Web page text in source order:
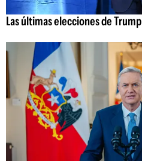
Las últimas elecciones de Trump